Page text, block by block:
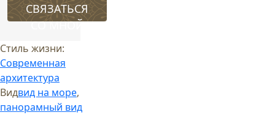
СВЯЗАТЬСЯ
СО МНОЙ
Стиль жизни:
Современная
архитектура
Видвид на море,
панорамный вид